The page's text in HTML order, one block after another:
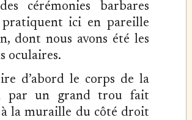
cérémonies barbares
ici en pareille
dont nous avons été les
oculaires.
d’abord le corps de la
par un grand trou fait
à la muraille du côté droit